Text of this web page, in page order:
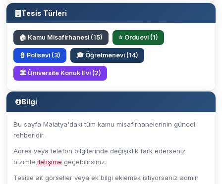
Tesis Türleri
🏠 Kamu Misafirhanesi (15) ⭐ Orduevi (1)
👮 Polisevi (3) 🎓 Öğretmenevi (14)
🏛️ Üniversite Konuk Evi (2)
Bilgi
Bu sayfa Malatya'daki tüm kamu misafirhanelerinin güncel
rehberidir.
Adres veya telefon bilgilerinde değişiklik fark ederseniz
bizimle iletişime geçebilirsiniz.
Tesise ait görseller veya ek bilgi eklemek istiyorsanız admin